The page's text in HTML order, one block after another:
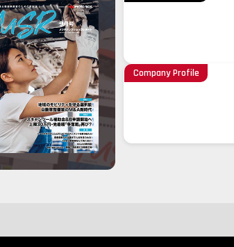
Company Profile